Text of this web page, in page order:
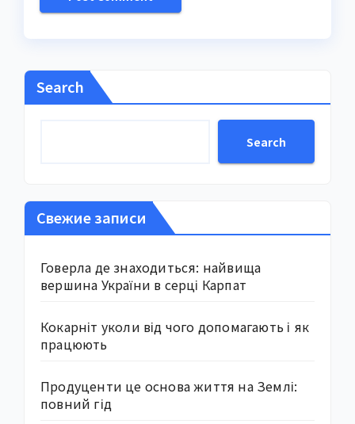
Search
Search
Свежие записи
Говерла де знаходиться: найвища
вершина України в серці Карпат
Кокарніт уколи від чого допомагають і як
працюють
Продуценти це основа життя на Землі:
повний гід